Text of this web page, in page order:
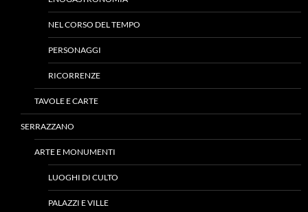
NEL CORSO DEL TEMPO
PERSONAGGI
RICORRENZE
TAVOLE E CARTE
SERRAZZANO
ARTE E MONUMENTI
LUOGHI DI CULTO
PALAZZI E VILLE